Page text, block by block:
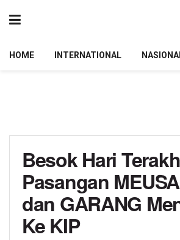
HOME INTERNATIONAL
Besok Hari
Pasangan
dan GARANG
Ke KIP